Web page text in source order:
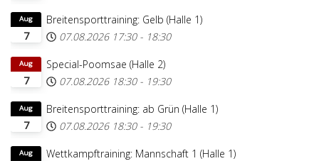
7
Aug
Breitensporttraining: Gelb (Halle 1)
07.08.2026 17:30 - 18:30
7
Aug
Special-Poomsae (Halle 2)
07.08.2026 18:30 - 19:30
7
Aug
Breitensporttraining: ab Grün (Halle 1)
07.08.2026 18:30 - 19:30
Aug
Wettkampftraining: Mannschaft 1 (Halle 1)